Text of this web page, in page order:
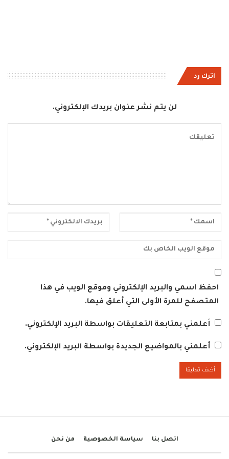
اترك رد
لن يتم نشر عنوان بريدك الإلكتروني.
احفظ اسمي والبريد الإلكتروني وموقع الويب في هذا
المتصفح للمرة الأولى التي أعلق فيها.
أعلمني بمتابعة التعليقات بواسطة البريد الإلكتروني.
أعلمني بالمواضيع الجديدة بواسطة البريد الإلكتروني.
اتصل بنا سياسة الخصوصية من نحن